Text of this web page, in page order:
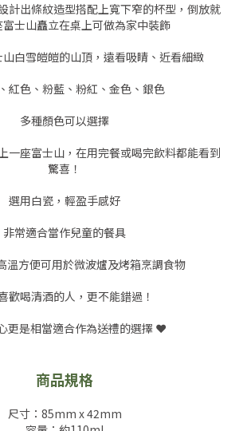
計出條紋造型搭配上寬下窄的杯型，倒放就
士山矗立在桌上可做為家中裝飾
白雪皚皚的山頂，遠看吸睛、近看細緻
紅色、粉藍、粉紅、金色、銀色
多種顏色可以選擇
一座富士山，在用完餐或喝完飲料都能看到
驚喜！
選用白瓷，輕盈手感好
非常適合當作兒童的餐具
溫方便可用於微波爐及烤箱烹調食物
歡喝清酒的人，更不能錯過！
更是相當適合作為送禮的選擇 ❤️
商品規格
尺寸：85mm x 42mm